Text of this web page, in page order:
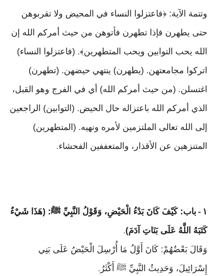
وتتمة الآية: ﴿فاعتزلوا النساء في المحيض ولا تقربوهن
حتى يطهرن فإذا تطهرن فأتوهن من حيث أمركم الله إن
الله يحب التوابين ويحب المتطهرين﴾. (فاعتزلوا النساء)
اتركوا مجامعتهن. (يطهرن) ينتهي حيضهن. (تطهرن)
اغتسلن. (من حيث أمركم الله) أي في الفرج وهو القبل،
الذي أمركم الله باعتزاله حال الحيض. (التوابين) الراجعين
إلى الله تعالى الملتزمين لأمره ونهيه. (المتطهرين)
المتنزهين عن الأقذار، والمتعففين الفحشاء.
١ - باب: كَيْفَ كَانَ بَدْءُ الْحَيْضِ، وَقَوْلُ النَّبِيِّ ﷺ: (هَذَا شَيْءٌ
كَتَبَهُ اللَّهُ عَلَى بَنَاتِ آدَمَ).
وَقَالَ بَعْضُهُمْ: كَانَ أَوَّلُ مَا أُرْسِلَ الْحَيْضُ عَلَى بَنِي
إِسْرَائِيلَ، وَحَدِيثُ النَّبِيِّ ﷺ أَكْثَرُ .